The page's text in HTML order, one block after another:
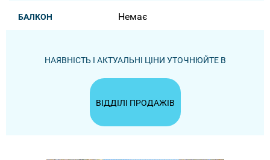
БАЛКОН Немає
НАЯВНІСТЬ І АКТУАЛЬНІ ЦІНИ УТОЧНЮЙТЕ В
ВІДДІЛІ ПРОДАЖІВ